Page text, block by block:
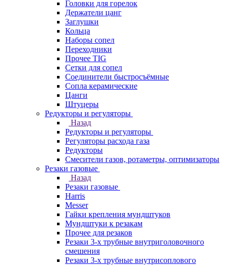
Головки для горелок
Держатели цанг
Заглушки
Кольца
Наборы сопел
Переходники
Прочее TIG
Сетки для сопел
Соединители быстросъёмные
Сопла керамические
Цанги
Штуцеры
Редукторы и регуляторы
Назад
Редукторы и регуляторы
Регуляторы расхода газа
Редукторы
Смесители газов, ротаметры, оптимизаторы
Резаки газовые
Назад
Резаки газовые
Harris
Messer
Гайки крепления мундштуков
Мундштуки к резакам
Прочее для резаков
Резаки 3-х трубные внутриголовочного
смешения
Резаки 3-х трубные внутрисоплового